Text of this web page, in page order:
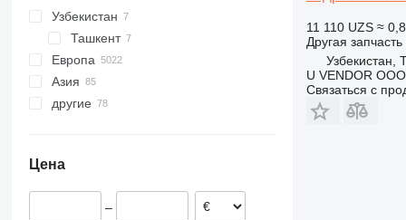
313
314
315
316
318
323
Узбекистан
Ташкент
Европа
Польша
Нидерланды
Дания
Испания
Азия
Турция
Япония
Арабские Эмираты
другие
Цена
–
11 110 UZS ≈
Другая
Узбекистан,
U VENDOR OOO
Связаться с